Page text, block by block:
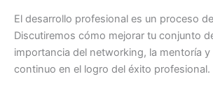
El desarrollo profesional es un proceso
Discutiremos cómo mejorar tu conjunto
importancia del networking, la mentoría y
continuo en el logro del éxito profesional.